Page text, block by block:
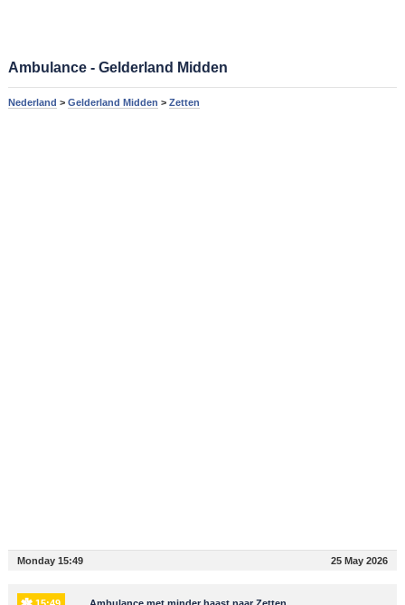
Ambulance - Gelderland Midden
Nederland > Gelderland Midden > Zetten
Monday 15:49 25 May 2026
15:49 Ambulance met minder haast naar Zetten